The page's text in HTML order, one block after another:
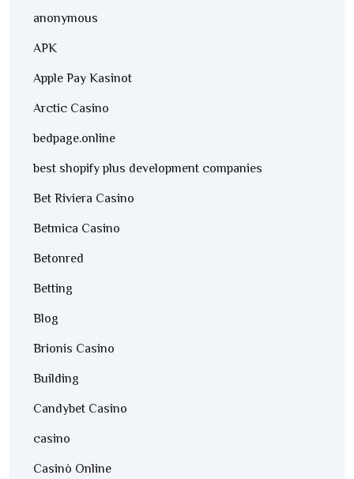
anonymous
APK
Apple Pay Kasinot
Arctic Casino
bedpage.online
best shopify plus development companies
Bet Riviera Casino
Betmica Casino
Betonred
Betting
Blog
Brionis Casino
Building
Candybet Casino
casino
Casinò Online